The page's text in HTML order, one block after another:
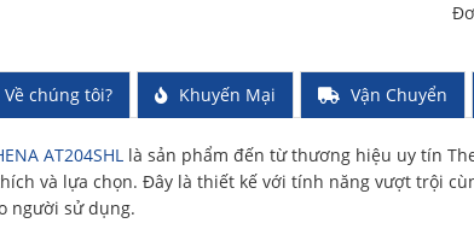
Bạt Hổ đã mua 2 giờ trước
Quyền đã mua 4 giờ trước
- Đông Anh đã mua 2 ngày trước
đã mua 4 ngày trước
Vincom Đường Hoa Lan đã mua 2 giờ trước
Về chúng tôi? Khuyến Mại Vận Chuyển
AT204SHL là sản phẩm đến từ thương hiệu uy tín
và lựa chọn. Đây là thiết kế với tính năng vượt trội
người sử dụng.